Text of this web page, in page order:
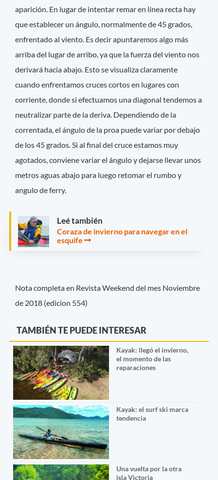
aparición. En lugar de intentar remar en línea recta hay
que establecer un ángulo, normalmente de 45 grados,
enfrentado al viento. Es decir apuntaremos algo más
arriba del lugar de arribo, ya que la fuerza del viento nos
derivará hacia abajo. Esto se visualiza claramente
cuando enfrentamos cruces cortos en lugares con
corriente, donde si efectuamos una diagonal tendemos a
neutralizar parte de la deriva. Dependiendo de la
correntada, el ángulo de la proa puede variar por debajo
de los 45 grados. Si al final del cruce estamos muy
agotados, conviene variar el ángulo y dejarse llevar unos
metros aguas abajo para luego retomar el rumbo y
angulo de ferry.
Leé también
Coraza de invierno para navegar en el
esquife
Nota completa en Revista Weekend del mes Noviembre
de 2018 (edicion 554)
TAMBIÉN TE PUEDE INTERESAR
Kayak: llegó el invierno,
el momento de las
reparaciones
Kayak: el surf ski marca
tendencia
Una vuelta por la otra
isla Victoria